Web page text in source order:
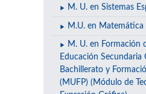
M. U. en Sistemas
M.U. en
M. U. en Formación
Educación Secundaria
Bachillerato y
(MUFP) (Módulo de